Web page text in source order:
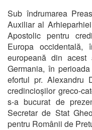
Sub îndrumarea
Auxiliar al
Apostolic pentru
Europa occidentală,
europeană din
Germania, în
efortul pr. Alexandru
credincioșilor greco-
s-a bucurat de
Secretar de Stat
pentru Românii de